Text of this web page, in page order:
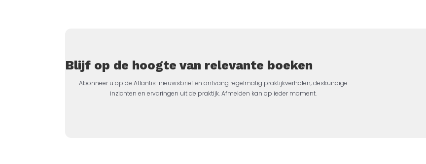
Blijf op de hoogte van relevante boeken
Abonneer u op de Atlantis-nieuwsbrief en ontvang regelmatig praktijkverhalen, deskundige
inzichten en ervaringen uit de praktijk. Afmelden kan op ieder moment.